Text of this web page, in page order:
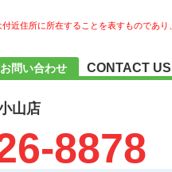
近住所に所在することを表すものであり
問い合わせ CONTACT US
山店
8878